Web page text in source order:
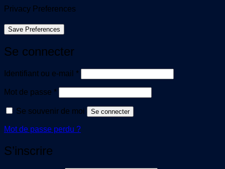
Privacy Preferences
Se connecter
Identifiant ou e-mail *Obligatoire
Mot de passe *Obligatoire
Se souvenir de moi Se connecter
Mot de passe perdu ?
S’inscrire